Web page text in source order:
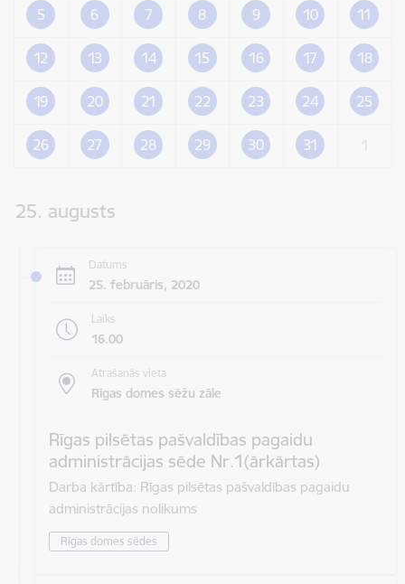
5 6 7 8 9 10 11
12 13 14 15 16 17 18
19 20 21 22 23 24 25
26 27 28 29 30 31
25. augusts
Datums
25. februāris, 2020
Laiks
16.00
Atrašanās vieta
Rīgas domes sēžu zāle
Rīgas pilsētas pašvaldības pagaidu
administrācijas sēde Nr.1(ārkārtas)
Darba kārtība: Rīgas pilsētas pašvaldības pagaidu
administrācijas nolikums
Rīgas domes sēdes